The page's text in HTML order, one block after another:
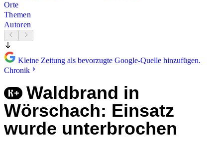
Orte
Themen
Autoren
Kleine Zeitung als bevorzugte Google-Quelle hinzufügen.
Chronik
Waldbrand in
Wörschach: Einsatz
wurde unterbrochen